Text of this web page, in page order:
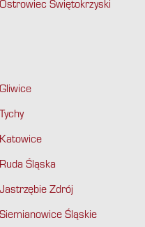
Świętokrzyski
Śląska
Zdrój
Śląskie